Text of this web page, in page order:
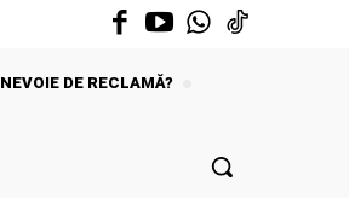
NEVOIE DE RECLAMĂ?